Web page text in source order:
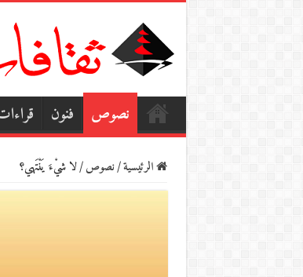
نصوص فنون
الرئيسية/نصوص/لا شيْءَ يَنْتَهي؟